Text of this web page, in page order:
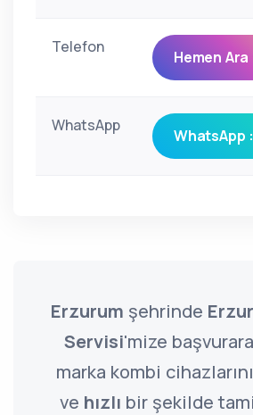
Telefon
Hemen
WhatsApp
WhatsApp
Erzurum şehrinde
Servisi'mize
marka kombi
ve hızlı bir şekilde